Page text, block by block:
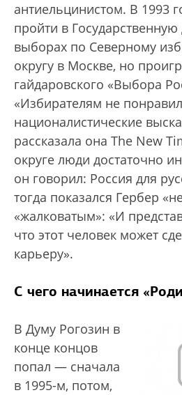
антиельцинистом. В 1993
пройти в Государственную
выборах по Северному
округу в Москве, но
гайдаровского «Выбора
«Избирателям не
националистические
рассказала она The New
округе люди достаточно
он говорил: Россия для
тогда показался Гербер
«жалковатым»: «И
что этот человек может
карьеру».
С чего начинается
В Думу Рогозин в
конце концов
попал — сначала
в 1995-м, потом,